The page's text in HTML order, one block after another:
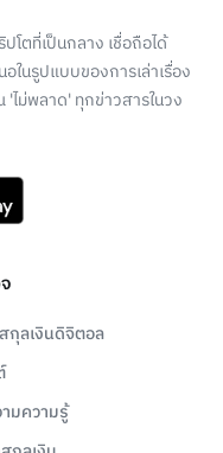
โตที่เป็นกลาง เชื่อถือได้
ในรูปแบบของการเล่าเรื่อง
'ไม่พลาด' ทุกข่าวสารในวง
กุลเงินดิจิตอล
มความรู้